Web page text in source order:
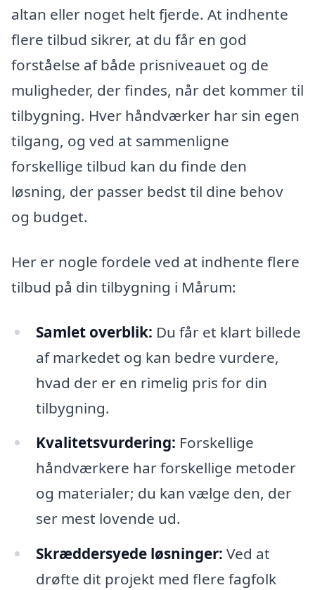
altan eller noget helt fjerde. At indhente
flere tilbud sikrer, at du får en god
forståelse af både prisniveauet og de
muligheder, der findes, når det kommer til
tilbygning. Hver håndværker har sin egen
tilgang, og ved at sammenligne
forskellige tilbud kan du finde den
løsning, der passer bedst til dine behov
og budget.
Her er nogle fordele ved at indhente flere
tilbud på din tilbygning i Mårum:
Samlet overblik: Du får et klart billede
af markedet og kan bedre vurdere,
hvad der er en rimelig pris for din
tilbygning.
Kvalitetsvurdering: Forskellige
håndværkere har forskellige metoder
og materialer; du kan vælge den, der
ser mest lovende ud.
Skræddersyede løsninger: Ved at
drøfte dit projekt med flere fagfolk